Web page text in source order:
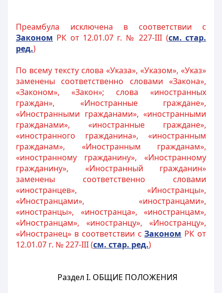
Преамбула исключена в соответствии с
Законом РК от 12.01.07 г. № 227-III (см. стар.
ред.)
По всему тексту слова «Указа», «Указом», «Указ»
заменены соответственно словами «Закона»,
«Законом», «Закон»; слова «иностранных
граждан», «Иностранные граждане»,
«Иностранными гражданами», «иностранными
гражданами», «иностранные граждане»,
«иностранного гражданина», «иностранным
гражданам», «Иностранным гражданам»,
«иностранному гражданину», «Иностранному
гражданину», «Иностранный гражданин»
заменены соответственно словами
«иностранцев», «Иностранцы»,
«Иностранцами», «иностранцами»,
«иностранцы», «иностранца», «иностранцам»,
«Иностранцам», «иностранцу», «Иностранцу»,
«Иностранец» в соответствии сЗаконом РК от
12.01.07 г. № 227-III (см. стар. ред.)
Раздел I. ОБЩИЕ ПОЛОЖЕНИЯ